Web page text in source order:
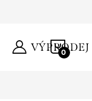
VÝPRODEJ